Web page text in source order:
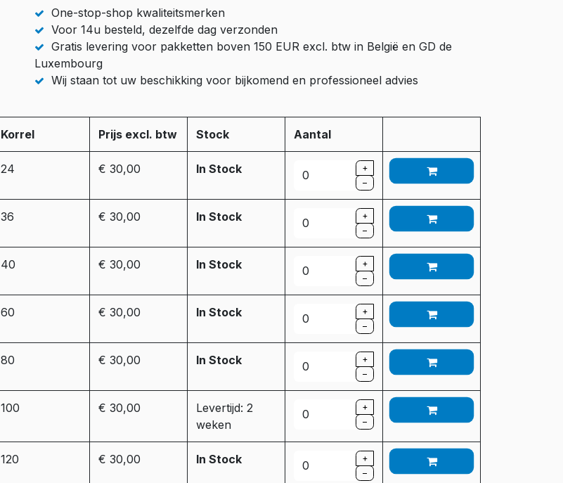
One-stop-shop kwaliteitsmerken
Voor 14u besteld, dezelfde dag verzonden
Gratis levering voor pakketten boven 150 EUR excl. btw in België en GD de
Luxembourg
Wij staan tot uw beschikking voor bijkomend en professioneel advies
Korrel Prijs excl. btw Stock Aantal
24 € 30,00 In Stock
+
–
36 € 30,00 In Stock
+
–
40 € 30,00 In Stock
+
–
60 € 30,00 In Stock
+
–
80 € 30,00 In Stock
+
–
100 € 30,00
Levertijd: 2
weken
+
–
120 € 30,00 In Stock
+
–